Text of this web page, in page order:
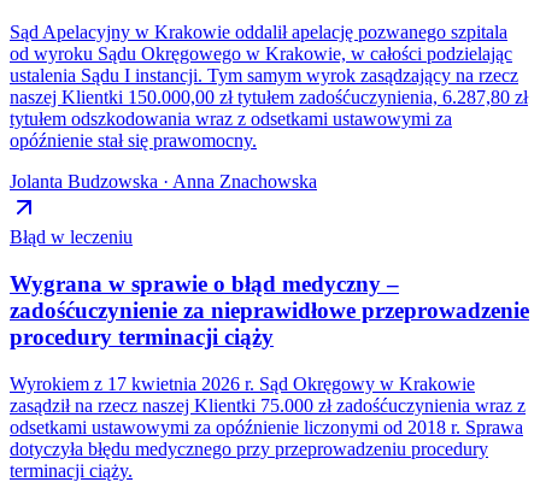
Sąd Apelacyjny w Krakowie oddalił apelację pozwanego szpitala
od wyroku Sądu Okręgowego w Krakowie, w całości podzielając
ustalenia Sądu I instancji. Tym samym wyrok zasądzający na rzecz
naszej Klientki 150.000,00 zł tytułem zadośćuczynienia, 6.287,80 zł
tytułem odszkodowania wraz z odsetkami ustawowymi za
opóźnienie stał się prawomocny.
Jolanta Budzowska · Anna Znachowska
Błąd w leczeniu
Wygrana w sprawie o błąd medyczny –
zadośćuczynienie za nieprawidłowe przeprowadzenie
procedury terminacji ciąży
Wyrokiem z 17 kwietnia 2026 r. Sąd Okręgowy w Krakowie
zasądził na rzecz naszej Klientki 75.000 zł zadośćuczynienia wraz z
odsetkami ustawowymi za opóźnienie liczonymi od 2018 r. Sprawa
dotyczyła błędu medycznego przy przeprowadzeniu procedury
terminacji ciąży.